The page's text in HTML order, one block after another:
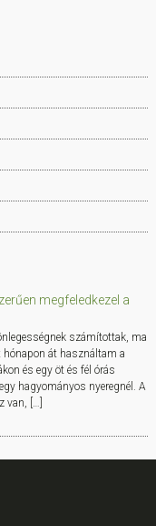
megfeledkezel a
számítottak, ma
hónapon át használtam a
és egy öt és fél órás
hagyományos nyeregnél. A
van, […]